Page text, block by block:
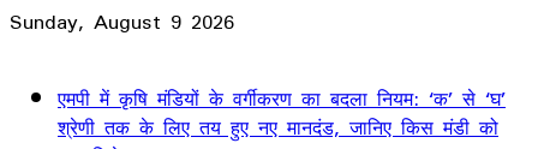
Sunday, August 9 2026
एमपी में कृषि मंडियों के वर्गीकरण का बदला नियम: ‘क’ से ‘घ’
श्रेणी तक के लिए तय हुए नए मानदंड, जानिए किस मंडी को